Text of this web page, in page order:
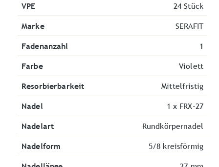
VPE 24 Stück
Marke SERAFIT
Fadenanzahl 1
Farbe Violett
Resorbierbarkeit Mittelfristig
Nadel 1 x FRX-27
Nadelart Rundkörpernadel
Nadelform 5/8 kreisförmig